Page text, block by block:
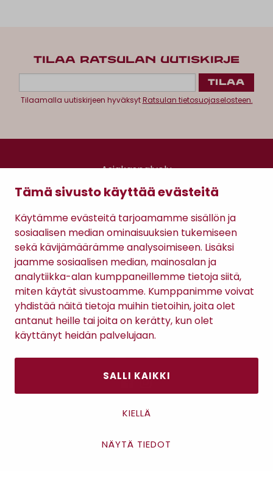
Tämä sivusto käyttää evästeitä
Käytämme evästeitä tarjoamamme sisällön ja
sosiaalisen median ominaisuuksien tukemiseen
sekä kävijämäärämme analysoimiseen. Lisäksi
jaamme sosiaalisen median, mainosalan ja
analytiikka-alan kumppaneillemme tietoja siitä,
miten käytät sivustoamme. Kumppanimme voivat
yhdistää näitä tietoja muihin tietoihin, joita olet
antanut heille tai joita on kerätty, kun olet
käyttänyt heidän palvelujaan.
SALLI KAIKKI
KIELLÄ
NÄYTÄ TIEDOT
TILAA RATSULAN UUTISKIRJE
Tilaamalla uutiskirjeen hyväksytRatsulan tietosuojaselosteen.
Asiakaspalvelu
Lahjakortti
Antinkatu 17, 28100 Pori
Sopimusehdot
Tietosuojaseloste
Maksutavat